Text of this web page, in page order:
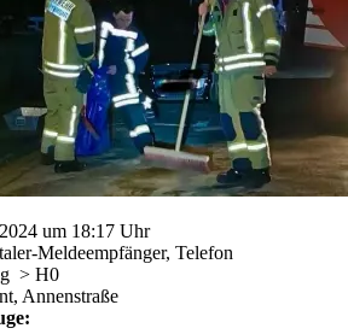
um 18:17 Uhr
Meldeempfänger, Telefon
> H0
Annenstraße